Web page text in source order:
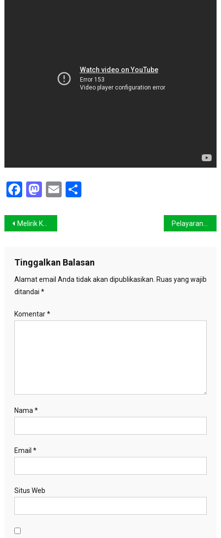
Facebook
Mastodon
EmailShare
Navigasi
Melirik Kembali Sumber Pangan Lokal
Tinggalkan Balasan
Alamat email Anda tidak akan dipublikasikan. Ruas yang wajib
ditandai *
Komentar*
Nama *
Email *
Situs Web